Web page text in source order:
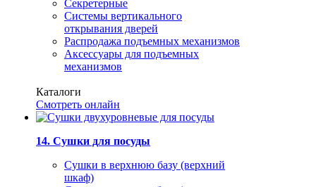
Секретерные
Системы вертикального
открывания дверей
Распродажа подъемных механизмов
Аксессуары для подъемных
механизмов
Каталоги
Смотреть онлайн
14. Сушки для посуды
Сушки в верхнюю базу (верхний
шкаф)